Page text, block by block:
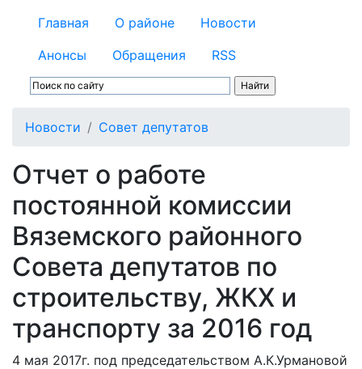
Главная О районе
Новости
Анонсы
Обращения RSS
Новости Совет депутатов
Отчет о работе
постоянной комиссии
Вяземского районного
Совета депутатов по
строительству, ЖКХ и
транспорту за 2016 год
4 мая 2017г. под председательством А.К.Урмановой